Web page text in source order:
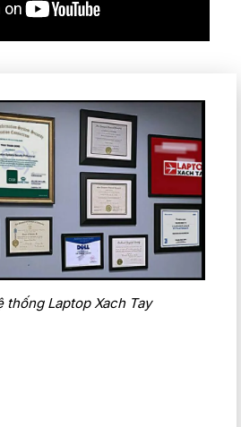
thống Laptop Xach Tay